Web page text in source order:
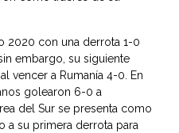
2020 con una derrota 1-0
embargo, su siguiente
vencer a Rumanía 4-0. En
golearon 6-0 a
del Sur se presenta como
a su primera derrota para